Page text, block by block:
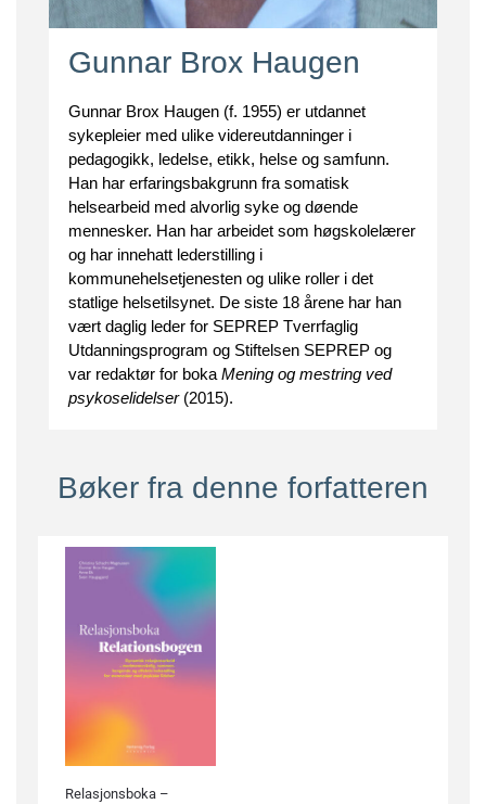
Gunnar Brox Haugen
Gunnar Brox Haugen (f. 1955) er utdannet
sykepleier med ulike videreutdanninger i
pedagogikk, ledelse, etikk, helse og samfunn.
Han har erfaringsbakgrunn fra somatisk
helsearbeid med alvorlig syke og døende
mennesker. Han har arbeidet som høgskolelærer
og har innehatt lederstilling i
kommunehelsetjenesten og ulike roller i det
statlige helsetilsynet. De siste 18 årene har han
vært daglig leder for SEPREP Tverrfaglig
Utdanningsprogram og Stiftelsen SEPREP og
var redaktør for boka Mening og mestring ved
psykoselidelser(2015).
Bøker fra denne forfatteren
Relasjonsboka –